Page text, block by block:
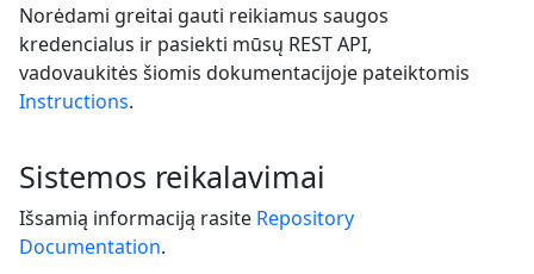
Norėdami greitai gauti reikiamus saugos
kredencialus ir pasiekti mūsų REST API,
vadovaukitės šiomis dokumentacijoje pateiktomis
Instructions.
Sistemos reikalavimai
Išsamią informaciją rasite Repository
Documentation.